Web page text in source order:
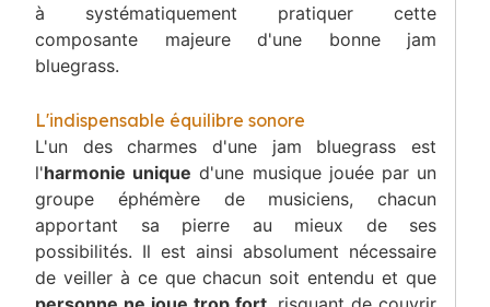
à systématiquement pratiquer cette
composante majeure d'une bonne jam
bluegrass.
L'indispensable équilibre sonore
L'un des charmes d'une jam bluegrass est
l'harmonie unique d'une musique jouée par un
groupe éphémère de musiciens, chacun
apportant sa pierre au mieux de ses
possibilités. Il est ainsi absolument nécessaire
de veiller à ce que chacun soit entendu et que